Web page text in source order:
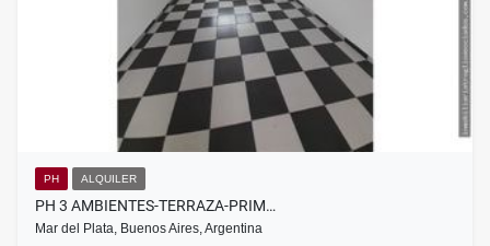
PH ALQUILER
PH 3 AMBIENTES-TERRAZA-PRIM…
Mar del Plata, Buenos Aires, Argentina